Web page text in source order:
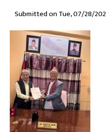
Submitted onTue, 07/28/